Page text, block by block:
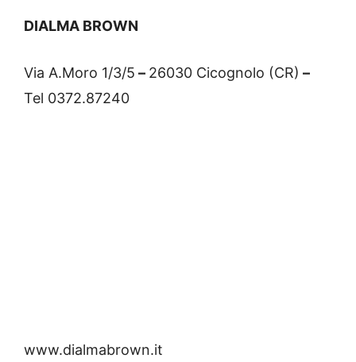
DIALMA BROWN
Via A.Moro 1/3/5 – 26030 Cicognolo (CR) –
Tel 0372.87240
www.dialmabrown.it